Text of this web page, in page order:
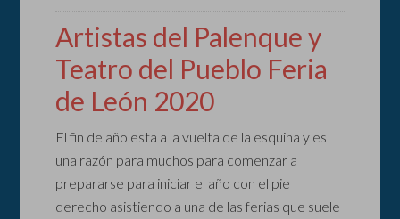
Artistas del Palenque y
Teatro del Pueblo Feria
de León 2020
El fin de año esta a la vuelta de la esquina y es
una razón para muchos para comenzar a
prepararse para iniciar el año con el pie
derecho asistiendo a una de las ferias que suele